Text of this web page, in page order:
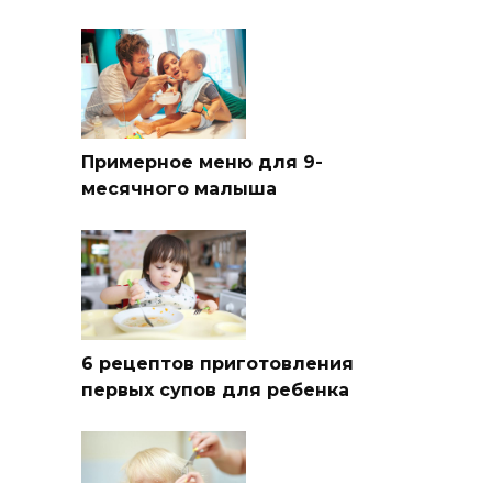
Примерное меню для 9-
месячного малыша
6 рецептов приготовления
первых супов для ребенка